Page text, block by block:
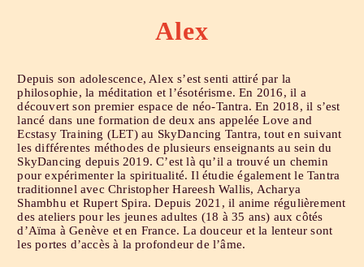
Alex
Depuis son adolescence, Alex s’est senti attiré par la
philosophie, la méditation et l’ésotérisme. En 2016, il a
découvert son premier espace de néo-Tantra. En 2018, il s’est
lancé dans une formation de deux ans appelée Love and
Ecstasy Training (LET) au SkyDancing Tantra, tout en suivant
les différentes méthodes de plusieurs enseignants au sein du
SkyDancing depuis 2019. C’est là qu’il a trouvé un chemin
pour expérimenter la spiritualité. Il étudie également le Tantra
traditionnel avec Christopher Hareesh Wallis, Acharya
Shambhu et Rupert Spira. Depuis 2021, il anime régulièrement
des ateliers pour les jeunes adultes (18 à 35 ans) aux côtés
d’Aïma à Genève et en France. La douceur et la lenteur sont
les portes d’accès à la profondeur de l’âme.